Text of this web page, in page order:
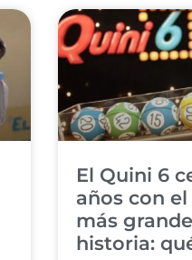
El Quini 6
años con
más
historia: